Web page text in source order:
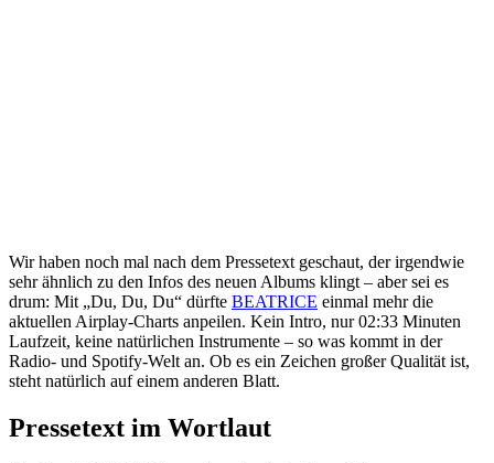
Wir haben noch mal nach dem Pressetext geschaut, der irgendwie
sehr ähnlich zu den Infos des neuen Albums klingt – aber sei es
drum: Mit „Du, Du, Du“ dürfte BEATRICE einmal mehr die
aktuellen Airplay-Charts anpeilen. Kein Intro, nur 02:33 Minuten
Laufzeit, keine natürlichen Instrumente – so was kommt in der
Radio- und Spotify-Welt an. Ob es ein Zeichen großer Qualität ist,
steht natürlich auf einem anderen Blatt.
Pressetext im Wortlaut